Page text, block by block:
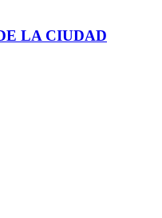
LA CIUDAD